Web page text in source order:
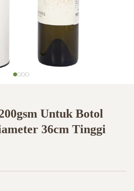
Untuk Botol
36cm Tinggi